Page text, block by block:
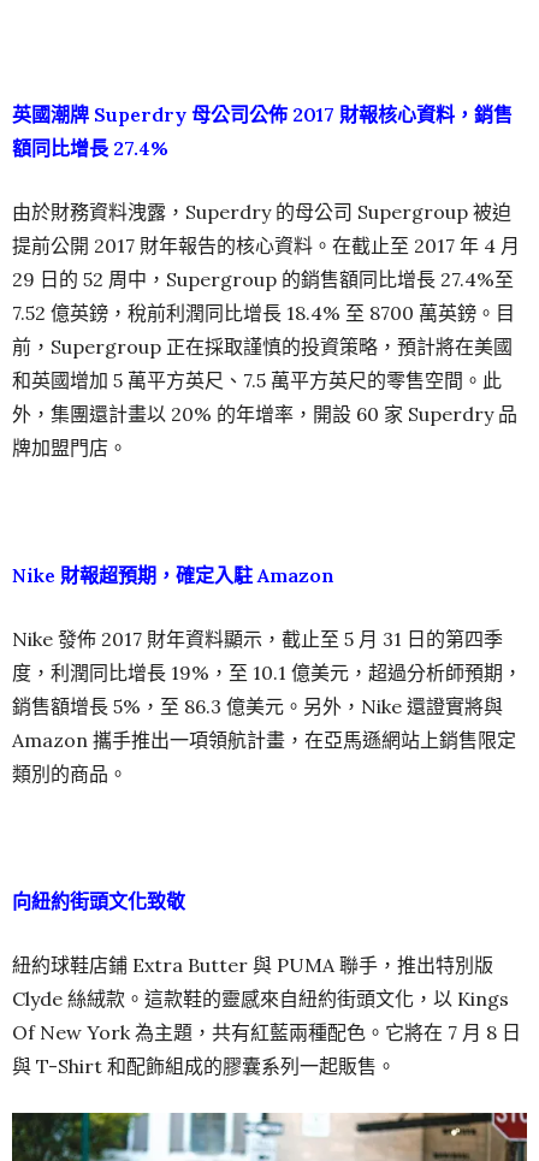
英國潮牌 Superdry 母公司公佈 2017 財報核心資料，銷售
額同比增長 27.4%
由於財務資料洩露，Superdry 的母公司 Supergroup 被迫
提前公開 2017 財年報告的核心資料。在截止至 2017 年 4 月
29 日的 52 周中，Supergroup 的銷售額同比增長 27.4%至
7.52 億英鎊，稅前利潤同比增長 18.4% 至 8700 萬英鎊。目
前，Supergroup 正在採取謹慎的投資策略，預計將在美國
和英國增加 5 萬平方英尺、7.5 萬平方英尺的零售空間。此
外，集團還計畫以 20% 的年增率，開設 60 家 Superdry 品
牌加盟門店。
Nike 財報超預期，確定入駐 Amazon
Nike 發佈 2017 財年資料顯示，截止至 5 月 31 日的第四季
度，利潤同比增長 19%，至 10.1 億美元，超過分析師預期，
銷售額增長 5%，至 86.3 億美元。另外，Nike 還證實將與
Amazon 攜手推出一項領航計畫，在亞馬遜網站上銷售限定
類別的商品。
向紐約街頭文化致敬
紐約球鞋店鋪 Extra Butter 與 PUMA 聯手，推出特別版
Clyde 絲絨款。這款鞋的靈感來自紐約街頭文化，以 Kings
Of New York 為主題，共有紅藍兩種配色。它將在 7 月 8 日
與 T-Shirt 和配飾組成的膠囊系列一起販售。